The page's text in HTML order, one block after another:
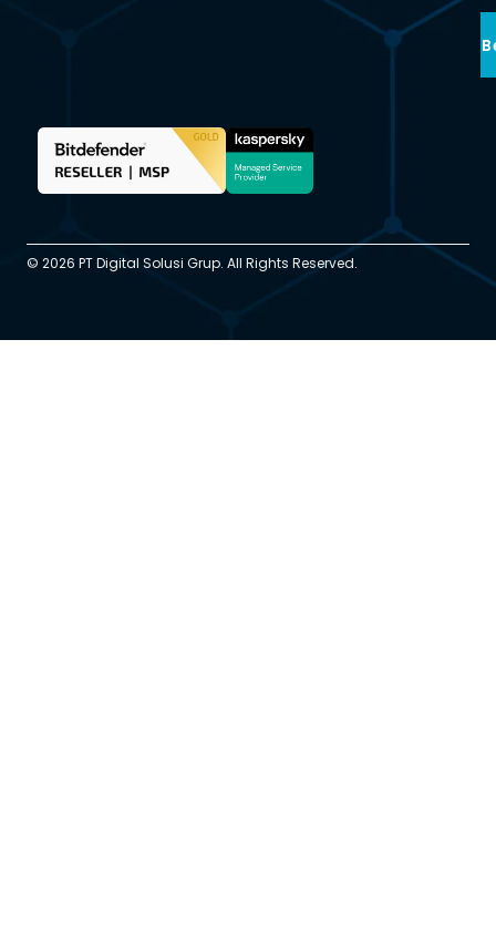
© 2026 PT Digital Solusi Grup. All Rights Reserved.